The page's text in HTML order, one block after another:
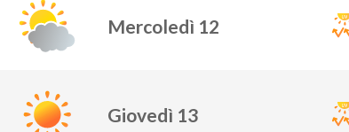
Mercoledì 12
Giovedì 13